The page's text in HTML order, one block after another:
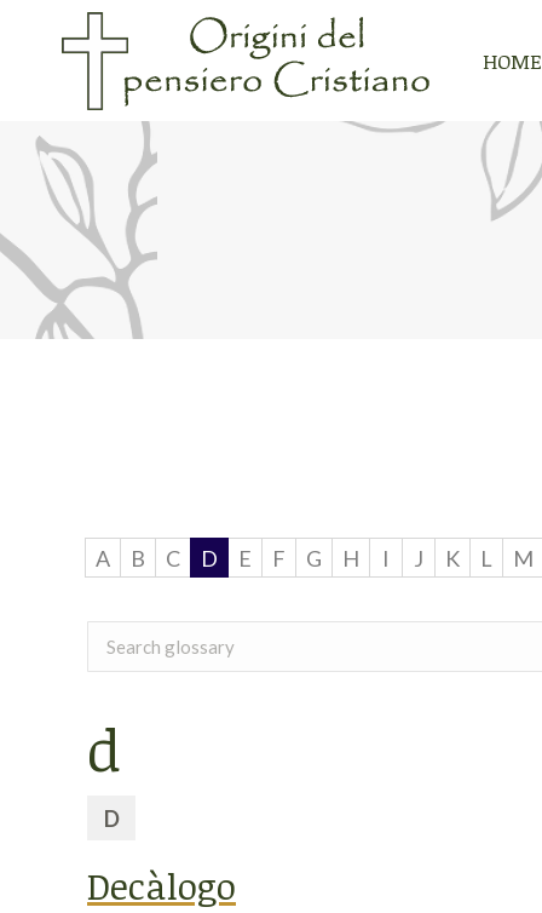
HOME
A B C D E F G H I J K L M
Search
glossary
d
D
Decàlogo